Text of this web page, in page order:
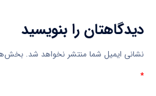
دیدگاهتان را بنویسید
نشانی ایمیل شما منتشر نخواهد شد.
*